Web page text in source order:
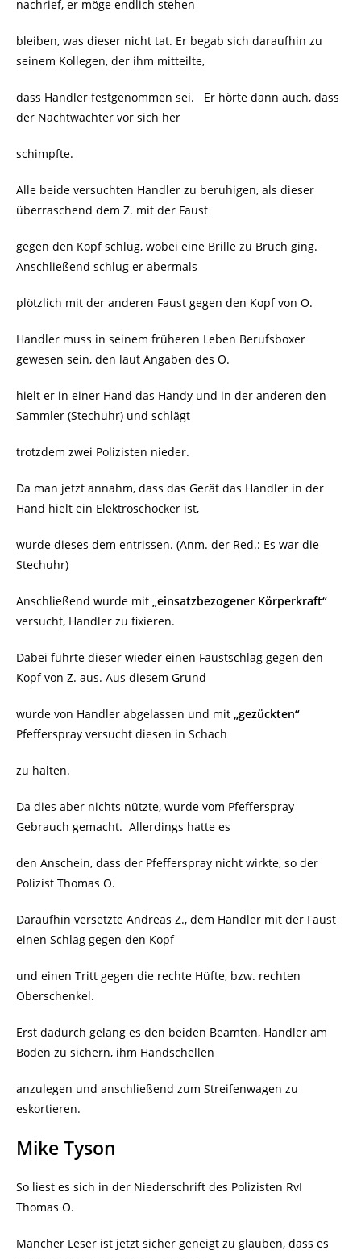
nachrief, er möge endlich stehen
bleiben, was dieser nicht tat. Er begab sich daraufhin zu
seinem Kollegen, der ihm mitteilte,
dass Handler festgenommen sei.
Er hörte dann auch, dass
der Nachtwächter vor sich her
schimpfte.
Alle beide versuchten Handler zu beruhigen, als dieser
überraschend dem Z. mit der Faust
gegen den Kopf schlug, wobei eine Brille zu Bruch ging.
Anschließend schlug er abermals
plötzlich mit der anderen Faust gegen den Kopf von O.
Handler muss in seinem früheren Leben Berufsboxer
gewesen sein, den laut Angaben des O.
hielt er in einer Hand das Handy und in der anderen den
Sammler (Stechuhr) und schlägt
trotzdem zwei Polizisten nieder.
Da man jetzt annahm, dass das Gerät das Handler in der
Hand hielt ein Elektroschocker ist,
wurde dieses dem entrissen. (Anm. der Red.: Es war die
Stechuhr)
Anschließend wurde mit „einsatzbezogener Körperkraft“
versucht, Handler zu fixieren.
Dabei führte dieser wieder einen Faustschlag gegen den
Kopf von Z. aus. Aus diesem Grund
wurde von Handler abgelassen und mit „gezückten“
Pfefferspray versucht diesen in Schach
zu halten.
Da dies aber nichts nützte, wurde vom Pfefferspray
Gebrauch gemacht. Allerdings hatte es
den Anschein, dass der Pfefferspray nicht wirkte, so der
Polizist Thomas O.
Daraufhin versetzte Andreas Z., dem Handler mit der Faust
einen Schlag gegen den Kopf
und einen Tritt gegen die rechte Hüfte, bzw. rechten
Oberschenkel.
Erst dadurch gelang es den beiden Beamten, Handler am
Boden zu sichern, ihm Handschellen
anzulegen und anschließend zum Streifenwagen zu
eskortieren.
Mike Tyson
So liest es sich in der Niederschrift des Polizisten RvI
Thomas O.
Mancher Leser ist jetzt sicher geneigt zu glauben, dass es